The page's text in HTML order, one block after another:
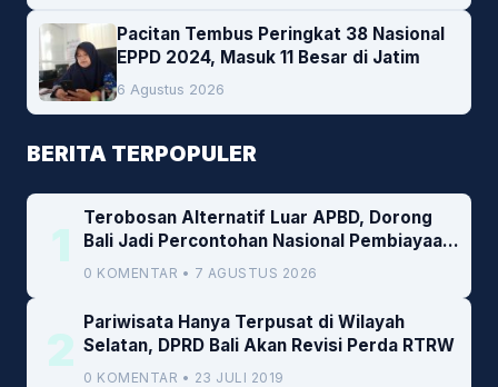
Pacitan Tembus Peringkat 38 Nasional
EPPD 2024, Masuk 11 Besar di Jatim
6 Agustus 2026
BERITA TERPOPULER
1
Terobosan Alternatif Luar APBD, Dorong
Bali Jadi Percontohan Nasional Pembiayaan
Daerah
0 KOMENTAR • 7 AGUSTUS 2026
2
Pariwisata Hanya Terpusat di Wilayah
Selatan, DPRD Bali Akan Revisi Perda RTRW
0 KOMENTAR • 23 JULI 2019